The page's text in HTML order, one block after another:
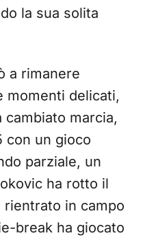
la sua solita
a rimanere
momenti delicati,
marcia,
con un gioco
parziale, un
ha rotto il
in campo
break ha giocato